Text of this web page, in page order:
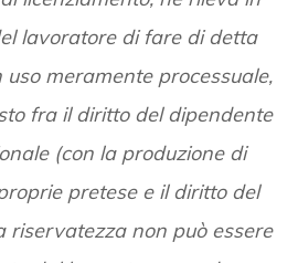
lavoratore di fare di detta
meramente processuale,
fra il diritto del dipendente
(con la produzione di
pretese e il diritto del
riservatezza non può essere